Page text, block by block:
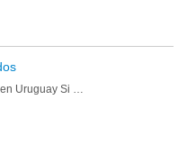
Uruguay Si …